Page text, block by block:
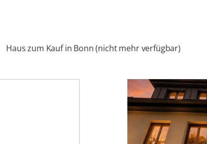
Haus zum Kauf in Bonn (nicht mehr verfügbar)